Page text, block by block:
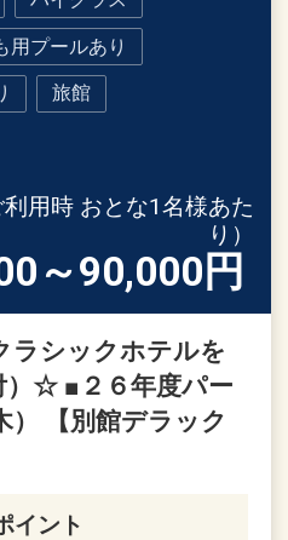
用プールあり
旅館
利用時 おとな1名様あた
り）
～90,000 円
ラシックホテルを
）☆ ■２６年度パー
） 【別館デラック
イント